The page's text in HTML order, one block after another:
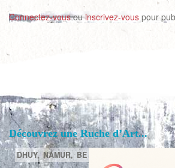
Connectez-vousouinscrivez-vous pour
Découvrez une Ruche d’Art...
DHUY, NAMUR, BE